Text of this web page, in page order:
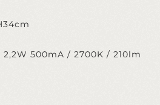
2,2W 500mA / 2700K / 210lm